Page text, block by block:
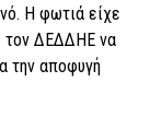
Η φωτιά είχε
τον ΔΕΔΔΗΕ να
την αποφυγή